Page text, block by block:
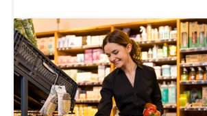
Schweizer Armee
Erwerbsausfallentschädigung
Katastrophenschutz,
Feuerwehr, Gesundheitswesen,
Alarmierung, Sirenentest
Kantonaler
Polizei
Ordnungskräfte, Sicherheit,